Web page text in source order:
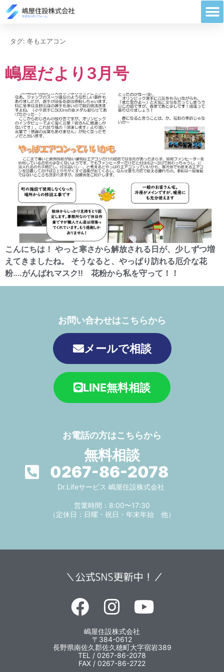
タグ: 冬もエアコン
嶋屋だより3月号
こんにちは！ やっと寒さから解放される日が、少しずつ増
えてきましたね。 そうなると、やっぱり訪れる厄介な花
粉‥‥がんばれマスク!! 花粉から私を守って！！
お問い合わせはこちらから
メールで相談
LINE無料相談
お電話の方はこちらから
無料相談
0267-86-2078
Dr.Lifeサービス 嶋屋住設株式会社
営業時間：8:00〜17:30
（定休日：日曜・祝日・年末年始 他）
嶋屋住設株式会社
〒384-0612
長野県南佐久郡佐久穂町大字宿岩389
TEL / 0267-86-2078
FAX / 0267-86-2722